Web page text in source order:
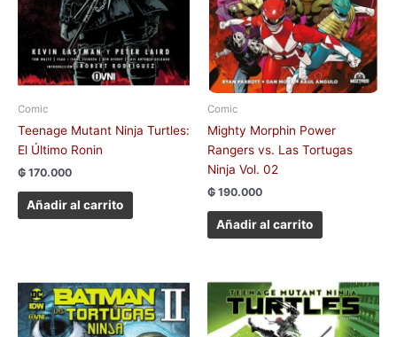
Comic
Teenage Mutant Ninja Turtles:
El Último Ronin
₲ 170.000
Añadir al carrito
Comic
Mighty Morphin Power
Rangers vs. Las Tortugas
Ninja Vol. 02
₲ 190.000
Añadir al carrito